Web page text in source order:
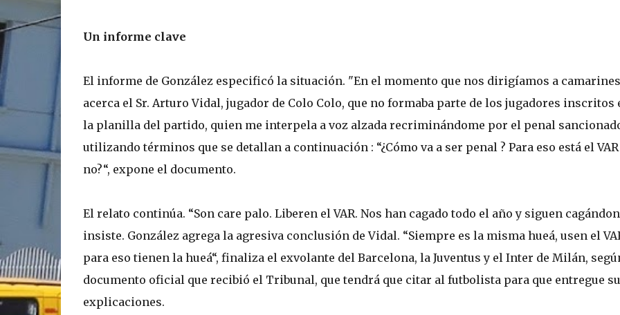
Un informe clave
El informe de González especificó la situación. "En el momento que nos dirigíamos a
acerca el Sr. Arturo Vidal, jugador de Colo Colo, que no formaba parte de los jugadores inscritos
la planilla del partido, quien me interpela a voz alzada recriminándome por el penal
utilizando términos que se detallan a continuación : “¿Cómo va a ser penal ? Para eso está el VAR
no?“, expone el documento.
El relato continúa. “Son care palo. Liberen el VAR. Nos han cagado todo el año y siguen
insiste. González agrega la agresiva conclusión de Vidal. “Siempre es la misma hueá, usen el
para eso tienen la hueá“, finaliza el exvolante del Barcelona, la Juventus y el Inter de Milán,
documento oficial que recibió el Tribunal, que tendrá que citar al futbolista para que entregue
explicaciones.